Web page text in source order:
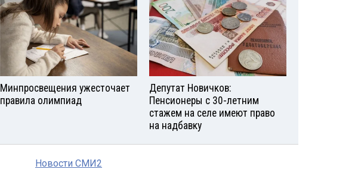
Минпросвещения ужесточает
правила олимпиад
Депутат Новичков:
Пенсионеры с 30-летним
стажем на селе имеют право
на надбавку
Новости СМИ2